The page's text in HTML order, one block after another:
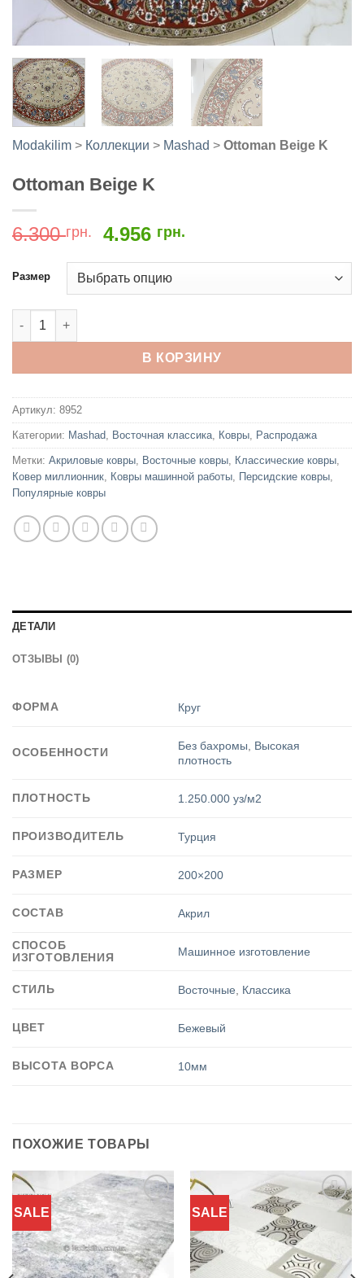
Modakilim > Коллекции > Mashad > Ottoman Beige K
Ottoman Beige K
6.300грн.
Первоначальная
составляла
6.300
4.956 грн.
грн..
Размер
Количество товара Ottoman Beige K
В КОРЗИНУ
Артикул: 8952
Категории: Mashad Восточная классика Ковры Распродажа
Метки: Акриловые ковры Восточные ковры Классические ковры
Ковер миллионник Ковры машинной работы Персидские ковры
Популярные ковры
ДЕТАЛИ
ОТЗЫВЫ (0)
ФОРМА Круг
ОСОБЕННОСТИ Без бахромы
Высокая
плотность
ПЛОТНОСТЬ 1.250.000 уз/м2
ПРОИЗВОДИТЕЛЬ Турция
РАЗМЕР 200×200
СОСТАВ Акрил
СПОСОБ
ИЗГОТОВЛЕНИЯ
Машинное изготовление
СТИЛЬ Восточные Классика
ЦВЕТ Бежевый
ВЫСОТА ВОРСА 10мм
ПОХОЖИЕ ТОВАРЫ
SALE
Добавить
в
избранное
SALE
Добавить
избранное